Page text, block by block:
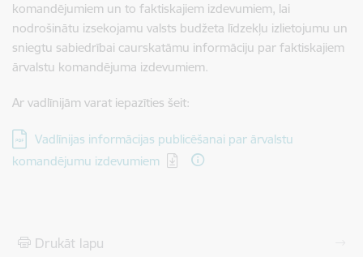
komandējumiem un to faktiskajiem izdevumiem, lai
nodrošinātu izsekojamu valsts budžeta līdzekļu izlietojumu un
sniegtu sabiedrībai caurskatāmu informāciju par faktiskajiem
ārvalstu komandējuma izdevumiem.
Ar vadlīnijām varat iepazīties šeit:
Lejupielādēt:
Vadlīnijas informācijas publicēšanai par ārvalstu
komandējumu izdevumiem
Drukāt lapu